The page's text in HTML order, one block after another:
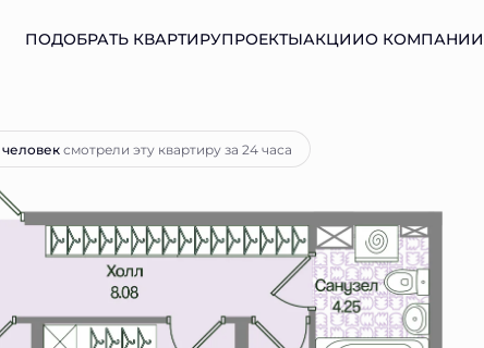
ПОДОБРАТЬ КВАРТИРУПРОЕКТЫАКЦИИО КОМПАНИИ
101 руб.Ипотекаот 20 121 руб.
человексмотрели эту квартиру за 24 часа